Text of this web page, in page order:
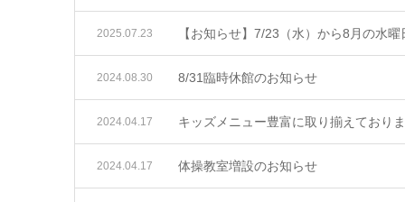
【お知らせ】7/23（水）から8月の水曜
2025.07.23
8/31臨時休館のお知らせ
2024.08.30
キッズメニュー豊富に取り揃えておりま
2024.04.17
体操教室増設のお知らせ
2024.04.17